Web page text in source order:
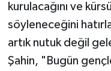
kurulacağını ve
söyleneceğini
artık nutuk değil
Şahin, "Bugün